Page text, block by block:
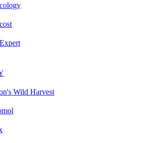
Wild Harvest